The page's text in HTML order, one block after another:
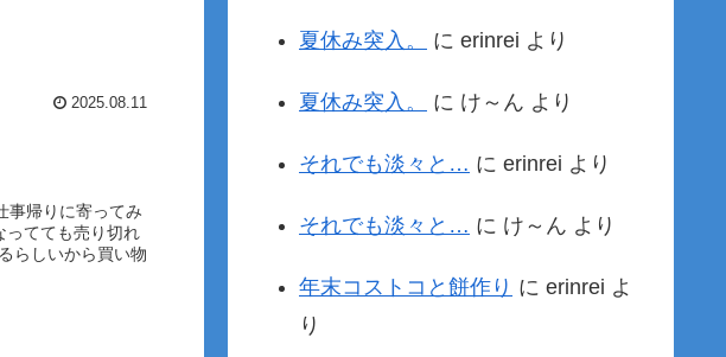
2025.08.11
事帰りに寄ってみ
ってても売り切れ
らしいから買い物
夏休み突入。 に erinrei より
夏休み突入。 に け～ん より
それでも淡々と… に erinrei より
それでも淡々と… に け～ん より
年末コストコと餅作り に erinrei よ
り